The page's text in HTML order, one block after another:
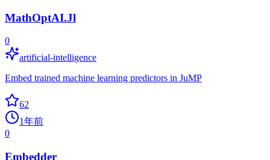
MathOptAI.Jl
0
artificial-intelligence
Embed trained machine learning predictors in JuMP
62
1年前
0
Embedder